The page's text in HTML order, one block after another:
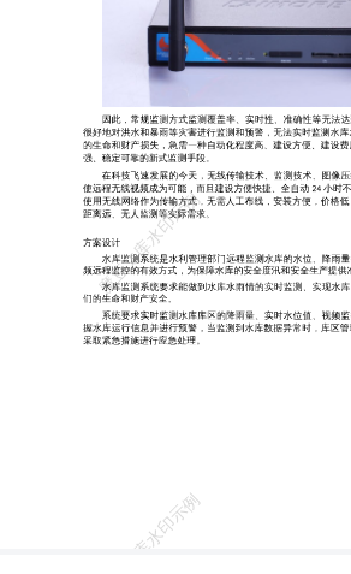
传输，由无线路由器为摄像机提供无线网络
技术和计算机技术，通 过相应传感器感知大坝的变形、渗流、应力、
水文、气象等数据，现场的远程监测终端单 元 RTU 通过无线或有线
的方式采集前端传感器的信号并进行预处理
输 体制要求，RTU 自动上报或接收的管理中
报送信息中心，在管理中心对数 据进行处理
警等，提高大坝安全监测的实时性、可靠性
受能力和可能发生的事件。同时可通过先进
河道、水库及涵闸 等运行情况，为领导决策
系统的建立，可使水利部门的有关人员实时
息，为水利部门提供尽可能全面、准确的信息。 系统介绍 系统
通过厦门计讯物联的 TD210 系列无线数据传输
商的 2G/3G 无线数据网络来实现,随着无线通